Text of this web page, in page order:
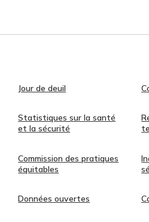
Jour de deuil
Statistiques sur la santé
et la sécurité
Commission des pratiques
équitables
Données ouvertes